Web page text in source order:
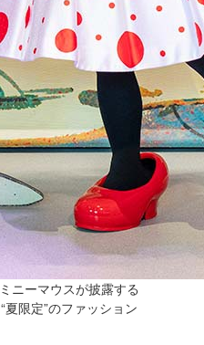
ミニーマウスが披露する
“夏限定”のファッション